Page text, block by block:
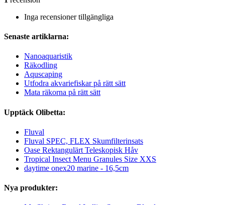
Inga recensioner tillgängliga
Senaste artiklarna:
Nanoaquaristik
Räkodling
Aquscaping
Utfodra akvariefiskar på rätt sätt
Mata räkorna på rätt sätt
Upptäck Olibetta:
Fluval
Fluval SPEC, FLEX Skumfilterinsats
Oase Rektangulärt Teleskopisk Håv
Tropical Insect Menu Granules Size XXS
daytime onex20 marine - 16,5cm
Nya produkter: